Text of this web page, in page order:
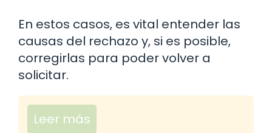
En estos casos, es vital entender las
causas del rechazo y, si es posible,
corregirlas para poder volver a
solicitar.
Leer más